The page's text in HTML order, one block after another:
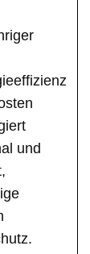
und